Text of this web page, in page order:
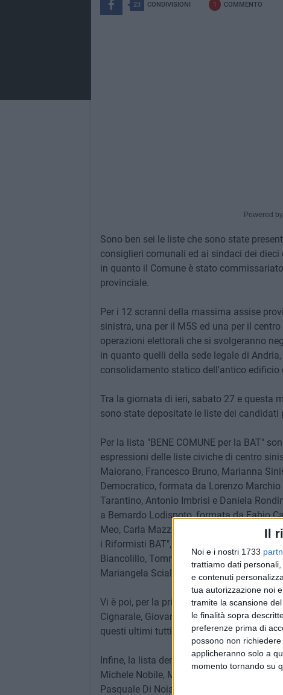
Il
Noi e i nostri 1733
trattiamo dati
e contenuti
tua autorizzazione noi
tramite la scansione
le finalità sopra
preferenze prima di
possono non
applicheranno solo a
momento tornando su
23 CONDIVISIONI 1 COMMENTO
Powered by
Sono ben sei le liste che sono state
consiglieri comunali ed ai sindaci dei
in quanto il Comune è stato
provinciale.
Per i 12 scranni della massima assise
sinistra, una per il M5S ed una per il
operazioni elettorali che si svolgeranno
in quanto quelli della sede legale di
consolidamento statico dell'antico edificio
Tra la giornata di ieri, sabato 27 e questa
sono state depositate le liste dei
Per la lista "BENE COMUNE per la BAT"
espressioni delle liste civiche di centro
Maiorano, Francesco Bruno, Marianna
Democratico, formata da Lorenzo
Tarantino, Antonio Imbrisi e Daniela
a Bernardo Lodispoto, formata da Fabio
Meo, Carla Mazzilli, Pierpaolo Pedone,
i Riformisti BAT", riconducibile all'ex
Biancolillo, Tommaso Laurora, Erika
Mariangela Scialandrone ed Antonio
Vi è poi, per la prima volta, la lista del
Cignarale, Giovanni D'Avanzo, Maria
questi ultimi tutti di Canosa di Puglia.
Infine, la lista denominata "Centrodestra"
Michele Nobile, Marilena Giovanna
Pasquale Di Noia, Elena Muoio e